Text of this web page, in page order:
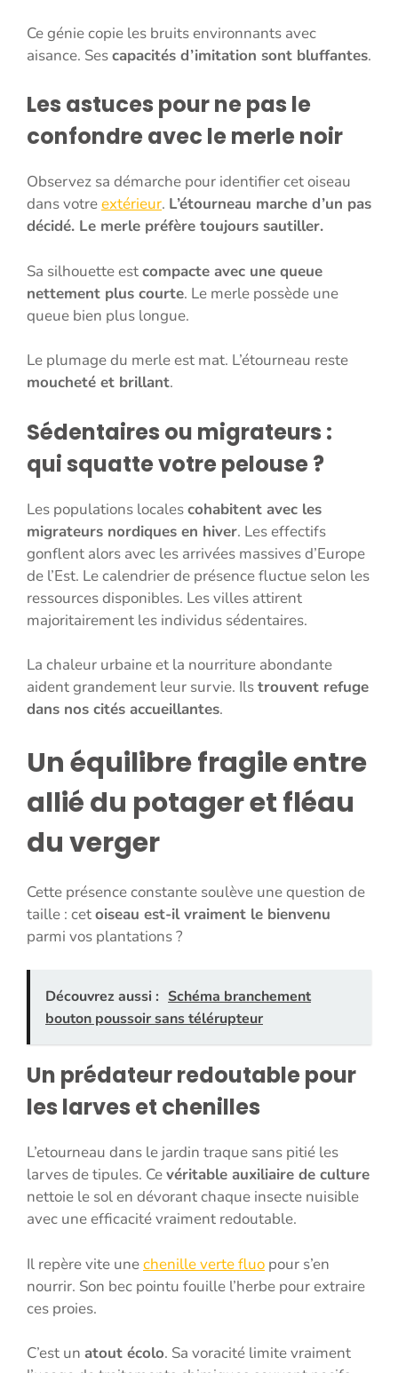
Ce génie copie les bruits environnants avec
aisance. Sescapacités d’imitation sont bluffantes.
Les astuces pour ne pas le
confondre avec le merle noir
Observez sa démarche pour identifier cet oiseau
dans votreextérieur. L’étourneau marche d’un pas
décidé. Le merle préfère toujours sautiller.
Sa silhouette estcompacte avec une queue
nettement plus courte. Le merle possède une
queue bien plus longue.
Le plumage du merle est mat. L’étourneau reste
moucheté et brillant.
Sédentaires ou migrateurs :
qui squatte votre pelouse ?
Les populations localescohabitent avec les
migrateurs nordiques en hiver. Les effectifs
gonflent alors avec les arrivées massives d’Europe
de l’Est. Le calendrier de présence fluctue selon les
ressources disponibles. Les villes attirent
majoritairement les individus sédentaires.
La chaleur urbaine et la nourriture abondante
aident grandement leur survie. Ilstrouvent refuge
dans nos cités accueillantes.
Un équilibre fragile entre
allié du potager et fléau
du verger
Cette présence constante soulève une question de
taille : cetoiseau est-il vraiment le bienvenu
parmi vos plantations ?
Découvrez aussi : Schéma branchement
bouton poussoir sans télérupteur
Un prédateur redoutable pour
les larves et chenilles
L’etourneau dans le jardin traque sans pitié les
larves de tipules. Cevéritable auxiliaire de culture
nettoie le sol en dévorant chaque insecte nuisible
avec une efficacité vraiment redoutable.
Il repère vite unechenille verte fluo pour s’en
nourrir. Son bec pointu fouille l’herbe pour extraire
ces proies.
C’est un atout écolo. Sa voracité limite vraiment